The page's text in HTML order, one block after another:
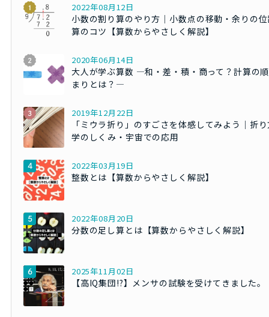
2022年08月12日
小数の割り算のやり方｜小数点の移動・余りの
算のコツ【算数からやさしく解説】
2020年06月14日
大人が学ぶ算数 ―和・差・積・商って？計算の
まりとは？―
2019年12月22日
「ミウラ折り」のすごさを体感してみよう｜折
学のしくみ・宇宙での応用
2022年03月19日
整数とは【算数からやさしく解説】
2022年08月20日
分数の足し算とは【算数からやさしく解説】
2025年11月02日
【高IQ集団!?】メンサの試験を受けてきました。